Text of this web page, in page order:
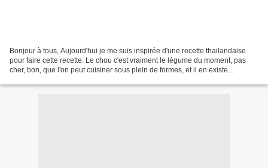
Bonjour à tous, Aujourd'hui je me suis inspirée d'une recette thailandaise
pour faire cette recette. Le chou c'est vraiment le légume du moment, pas
cher, bon, que l'on peut cuisiner sous plein de formes, et il en existe